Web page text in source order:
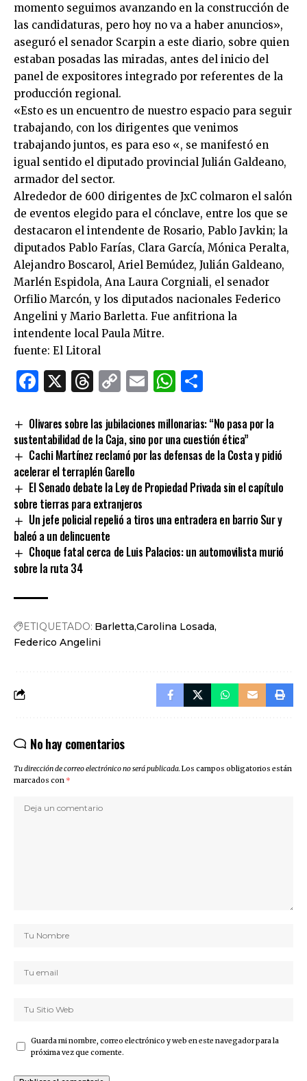
momento seguimos avanzando en la construcción de
las candidaturas, pero hoy no va a haber anuncios»,
aseguró el senador Scarpin a este diario, sobre quien
estaban posadas las miradas, antes del inicio del
panel de expositores integrado por referentes de la
producción regional.
«Esto es un encuentro de nuestro espacio para seguir
trabajando, con los dirigentes que venimos
trabajando juntos, es para eso «, se manifestó en
igual sentido el diputado provincial Julián Galdeano,
armador del sector.
Alrededor de 600 dirigentes de JxC colmaron el salón
de eventos elegido para el cónclave, entre los que se
destacaron el intendente de Rosario, Pablo Javkin; la
diputados Pablo Farías, Clara García, Mónica Peralta,
Alejandro Boscarol, Ariel Bemúdez, Julián Galdeano,
Marlén Espidola, Ana Laura Corgniali, el senador
Orfilio Marcón, y los diputados nacionales Federico
Angelini y Mario Barletta. Fue anfitriona la
intendente local Paula Mitre.
fuente: El Litoral
Facebook
X Threads
CopyEmailWhatsApp
Olivares sobre las jubilaciones millonarias: “No pasa por la
sustentabilidad de la Caja, sino por una cuestión ética”
Cachi Martínez reclamó por las defensas de la Costa y pidió
acelerar el terraplén Garello
El Senado debate la Ley de Propiedad Privada sin el capítulo
sobre tierras para extranjeros
Un jefe policial repelió a tiros una entradera en barrio Sur y
baleó a un delincuente
Choque fatal cerca de Luis Palacios: un automovilista murió
sobre la ruta 34
ETIQUETADO: Barletta Carolina Losada
Federico Angelini
No hay comentarios
Tu dirección de correo electrónico no será publicada.Los campos obligatorios están
marcados con *
Guarda mi nombre, correo electrónico y web en este navegador para la
próxima vez que comente.